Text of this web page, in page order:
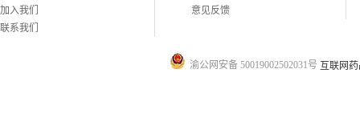
加入我们
联系我们
意见反馈
渝公网安备 50019002502031号 互联网